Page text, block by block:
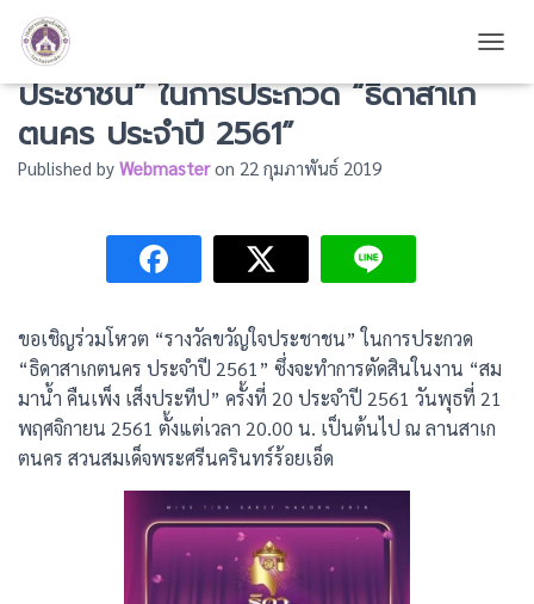
ขอเชิญร่วมโหวต “รางวัลขวัญใจ
ประชาชน” ในการประกวด “ธิดาสาเก
ตนคร ประจำปี 2561”
Published by Webmasteron 22 กุมภาพันธ์ 2019
ขอเชิญร่วมโหวต “รางวัลขวัญใจประชาชน” ในการประกวด
“ธิดาสาเกตนคร ประจำปี 2561” ซึ่งจะทำการตัดสินในงาน “สม
มาน้ำ คืนเพ็ง เส็งประทีป” ครั้งที่ 20 ประจำปี 2561 วันพุธที่ 21
พฤศจิกายน 2561 ตั้งแต่เวลา 20.00 น. เป็นต้นไป ณ ลานสาเก
ตนคร สวนสมเด็จพระศรีนครินทร์ร้อยเอ็ด